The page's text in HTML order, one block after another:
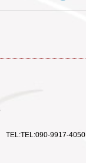
TEL:TEL:090-9917-4050